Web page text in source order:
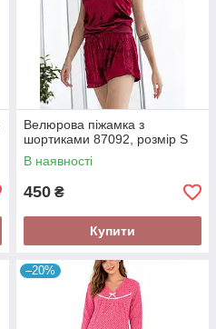
Велюрова піжамка з
шортиками 87092, розмір S
В наявності
450 ₴
Купити
–20%